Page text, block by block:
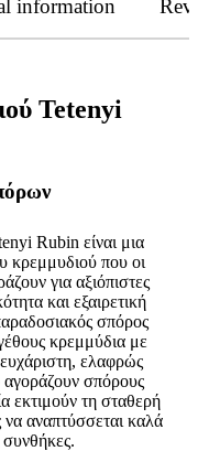
information
Tetenyi
Rubin είναι μια
κρεμμυδιού που οι
για αξιόπιστες
και εξαιρετική
σπόρος
κρεμμύδια με
ελαφρώς
αγοράζουν σπόρους
εκτιμούν τη σταθερή
να αναπτύσσεται καλά
συνθήκες.